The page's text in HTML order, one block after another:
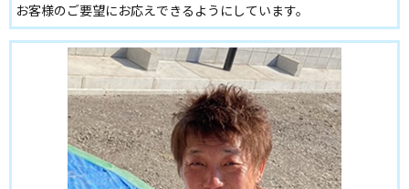
お客様のご要望にお応えできるようにしています。